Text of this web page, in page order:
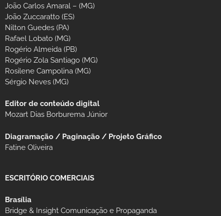
João Carlos Amaral – (MG)
João Zuccaratto (ES)
Nilton Guedes (PA)
Rafael Lobato (MG)
Rogério Almeida (PB)
Rogério Zola Santiago (MG)
Rosilene Campolina (MG)
Sérgio Neves (MG)
Editor de conteúdo digital
Mozart Dias Borburema Júnior
Diagramação / Paginação / Projeto Gráfico
Fatine Oliveira
ESCRITÓRIO COMERCIAIS
Brasília
Bridge & Insight Comunicação e Propaganda